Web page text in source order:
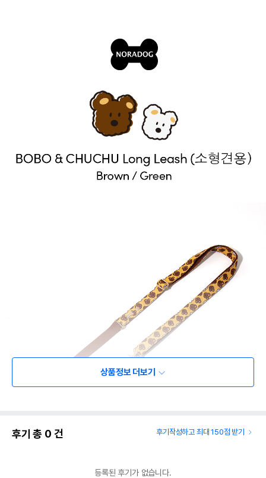
상품정보 더보기
후기 총 0 건 후기작성하고 최대 150점 받기
등록된 후기가 없습니다.